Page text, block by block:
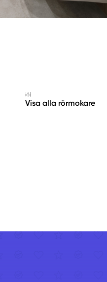
Visa alla rörmokare